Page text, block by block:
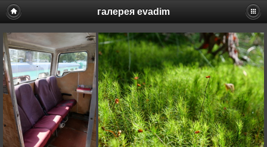
галерея evadim